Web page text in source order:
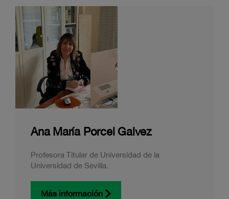
Ana María Porcel Galvez
Profesora Titular de Universidad de la
Universidad de Sevilla.
Más información